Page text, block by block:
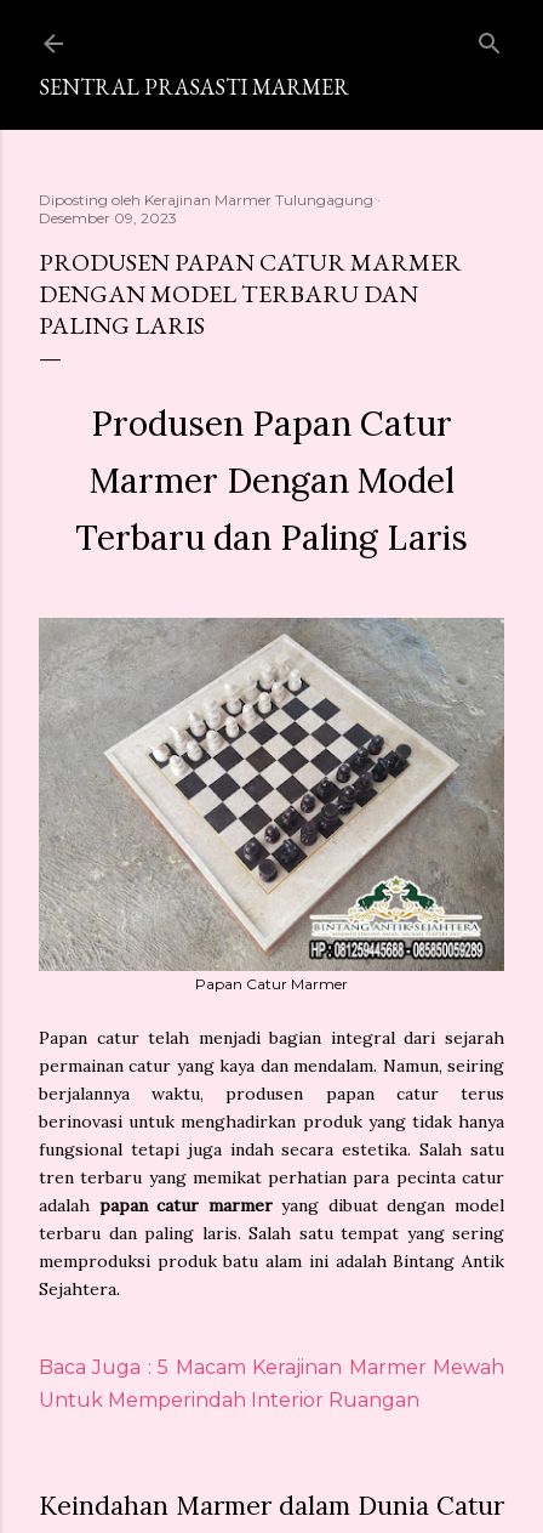
SENTRAL PRASASTI MARMER
Diposting oleh Kerajinan Marmer Tulungagung
Desember 09, 2023
PRODUSEN PAPAN CATUR MARMER
DENGAN MODEL TERBARU DAN
PALING LARIS
Produsen Papan Catur
Marmer Dengan Model
Terbaru dan Paling Laris
Papan Catur Marmer
Papan catur telah menjadi bagian integral dari sejarah
permainan catur yang kaya dan mendalam. Namun, seiring
berjalannya waktu, produsen papan catur terus
berinovasi untuk menghadirkan produk yang tidak hanya
fungsional tetapi juga indah secara estetika. Salah satu
tren terbaru yang memikat perhatian para pecinta catur
adalah papan catur marmeryang dibuat dengan model
terbaru dan paling laris. Salah satu tempat yang sering
memproduksi produk batu alam ini adalah Bintang Antik
Sejahtera.
Baca Juga : 5 Macam Kerajinan Marmer Mewah
Untuk Memperindah Interior Ruangan
Keindahan Marmer dalam Dunia Catur